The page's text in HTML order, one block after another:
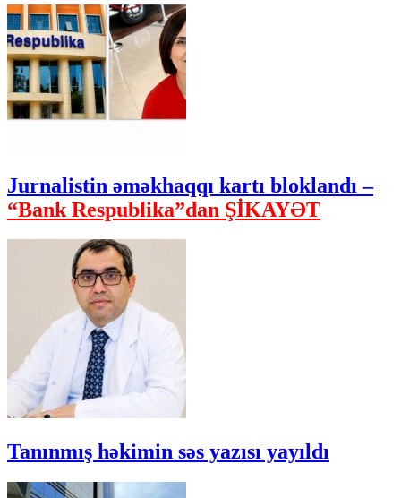
Jurnalistin əməkhaqqı kartı bloklandı –
“Bank Respublika”dan ŞİKAYƏT
Tanınmış həkimin səs yazısı yayıldı